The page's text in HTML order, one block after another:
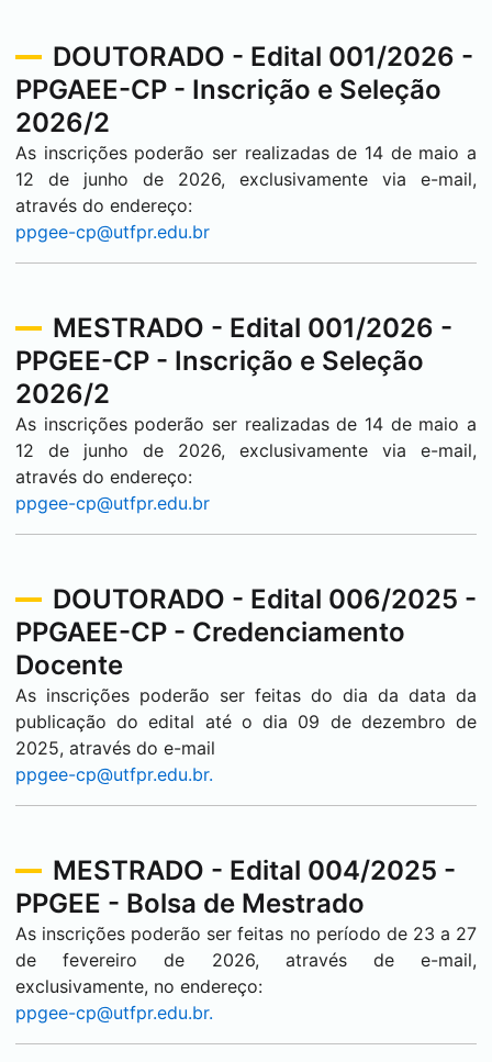
DOUTORADO - Edital 001/2026 -
PPGAEE-CP - Inscrição e Seleção
2026/2
As inscrições poderão ser realizadas de 14 de maio a
12 de junho de 2026, exclusivamente via e-mail,
através do endereço:
ppgee-cp@utfpr.edu.br
MESTRADO - Edital 001/2026 -
PPGEE-CP - Inscrição e Seleção
2026/2
As inscrições poderão ser realizadas de 14 de maio a
12 de junho de 2026, exclusivamente via e-mail,
através do endereço:
ppgee-cp@utfpr.edu.br
DOUTORADO - Edital 006/2025 -
PPGAEE-CP - Credenciamento
Docente
As inscrições poderão ser feitas do dia da data da
publicação do edital até o dia 09 de dezembro de
2025, através do e-mail
ppgee-cp@utfpr.edu.br.
MESTRADO - Edital 004/2025 -
PPGEE - Bolsa de Mestrado
As inscrições poderão ser feitas no período de 23 a 27
de fevereiro de 2026, através de e-mail,
exclusivamente, no endereço:
ppgee-cp@utfpr.edu.br.